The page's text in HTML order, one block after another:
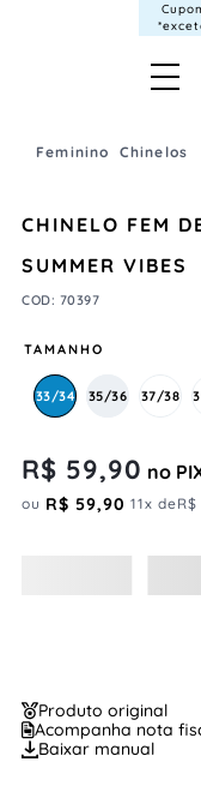
Feminino Chinelos
CHINELO FEM
SUMMER VIBES
COD: 70397
TAMANHO
33/34 35/36 37/38
R$ 59,90 no
ou R$ 59,90 11x deR$
Produto original
Acompanha nota
Baixar manual